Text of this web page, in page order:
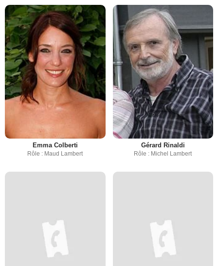
Emma Colberti
Rôle : Maud Lambert
Gérard Rinaldi
Rôle : Michel Lambert